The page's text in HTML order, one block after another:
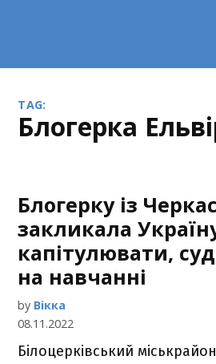
TAG:
блогерка
Блогерку із
закликала
капітулювати,
на навчанні
by Вікка
08.11.2022
Білоцерківський